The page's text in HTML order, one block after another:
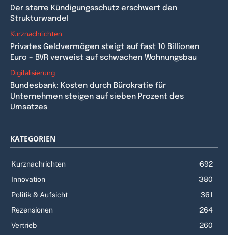
Der starre Kündigungsschutz erschwert den
Strukturwandel
Kurznachrichten
Privates Geldvermögen steigt auf fast 10 Billionen
Euro – BVR verweist auf schwachen Wohnungsbau
Digitalisierung
Bundesbank: Kosten durch Bürokratie für
Unternehmen steigen auf sieben Prozent des
Umsatzes
KATEGORIEN
Kurznachrichten
692
Innovation
380
Politik & Aufsicht
361
Rezensionen
264
Vertrieb
260